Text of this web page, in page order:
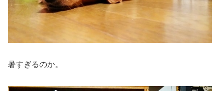
暑すぎるのか。